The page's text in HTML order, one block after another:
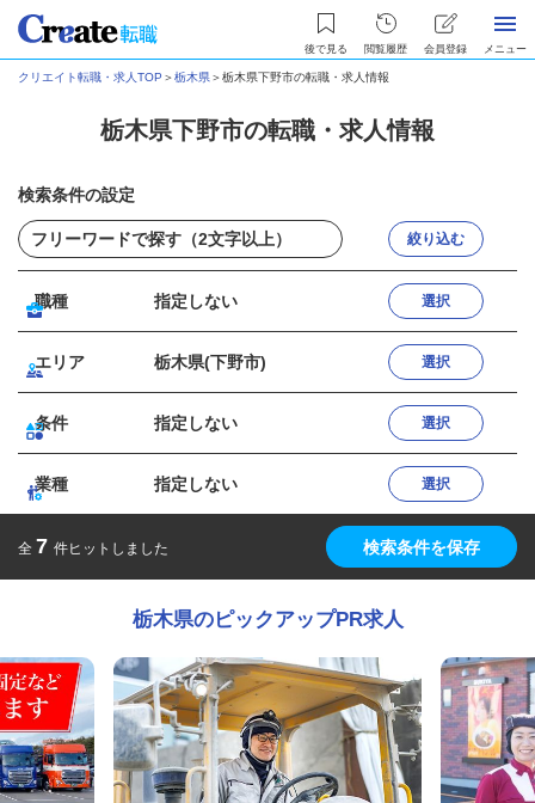
後で見る 閲覧履歴 会員登録 メニュー
クリエイト転職・求人TOP ＞栃木県＞栃木県下野市の転職・求人情報
栃木県下野市の転職・求人情報
検索条件の設定
絞り込む
職種 指定しない 選択
エリア 栃木県(下野市) 選択
条件 指定しない 選択
業種 指定しない 選択
全 7 件ヒットしました 検索条件を保存
栃木県のピックアップPR求人